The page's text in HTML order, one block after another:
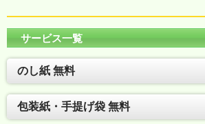
サービス一覧
のし紙 無料
包装紙・手提げ袋 無料